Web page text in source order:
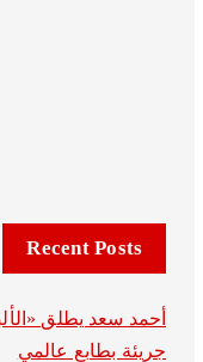
Recent Posts
أحمد سعد يطلق
جريئة بطابع عالمي